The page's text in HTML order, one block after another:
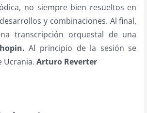
no siempre bien resueltos en
y combinaciones. Al final,
transcripción orquestal de una
Al principio de la sesión se
Ucrania. Arturo Reverter